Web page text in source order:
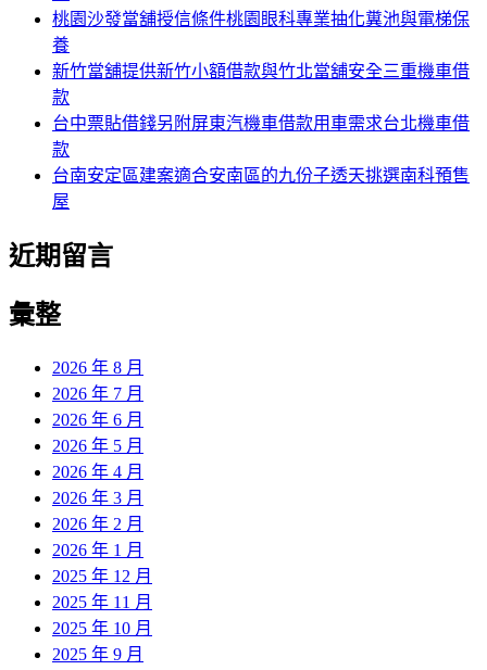
桃園沙發當舖授信條件桃園眼科專業抽化糞池與電梯保
養
新竹當舖提供新竹小額借款與竹北當舖安全三重機車借
款
台中票貼借錢另附屏東汽機車借款用車需求台北機車借
款
台南安定區建案適合安南區的九份子透天挑選南科預售
屋
近期留言
彙整
2026 年 8 月
2026 年 7 月
2026 年 6 月
2026 年 5 月
2026 年 4 月
2026 年 3 月
2026 年 2 月
2026 年 1 月
2025 年 12 月
2025 年 11 月
2025 年 10 月
2025 年 9 月